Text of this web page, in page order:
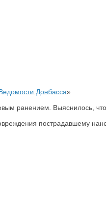
Донбасса»
ранением. Выяснилось,
пострадавшему